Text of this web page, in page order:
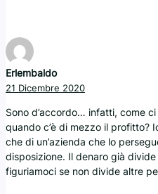
Erlembaldo
21 Dicembre 2020
Sono d’accordo… infatti, come
quando c’è di mezzo il profitto?
che di un’azienda che lo
disposizione. Il denaro già
figuriamoci se non divide altre